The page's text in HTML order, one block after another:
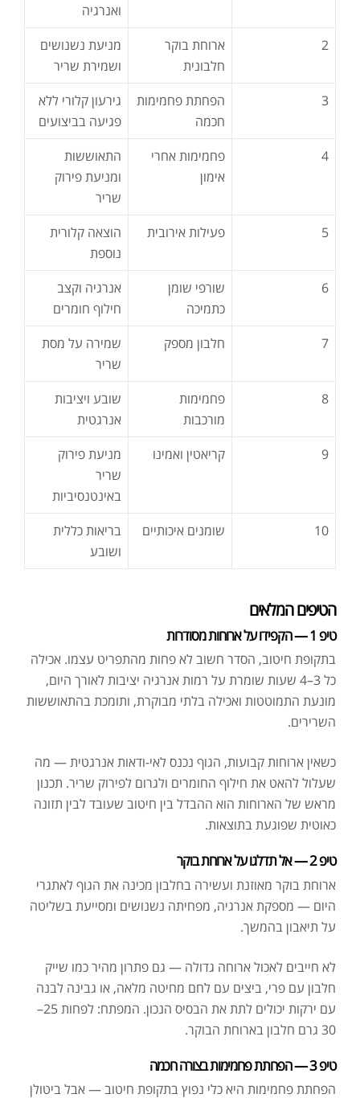
ואנרגיה
2
ארוחת בוקר
חלבונית
מניעת נשנושים
ושמירת שריר
3
הפחתת פחמימות
חכמה
גירעון קלורי ללא
פגיעה בביצועים
4
פחמימות אחרי
אימון
התאוששות
ומניעת פירוק
שריר
5
פעילות אירובית
הוצאה קלורית
נוספת
6
שורפי שומן
כתמיכה
אנרגיה וקצב
חילוף חומרים
7
חלבון מספק
שמירה על מסת
שריר
8
פחמימות
מורכבות
שובע ויציבות
אנרגטית
9
קריאטין ואמינו
מניעת פירוק
שריר
באינטנסיביות
10
שומנים איכותיים
בריאות כללית
ושובע
הטיפים המלאים
טיפ 1 — הקפידו על ארוחות מסודרות
בתקופת חיטוב, הסדר חשוב לא פחות מהתפריט עצמו. אכילה
כל 3–4 שעות שומרת על רמות אנרגיה יציבות לאורך היום,
מונעת התמוטטות ואכילה בלתי מבוקרת, ותומכת בהתאוששות
השרירים.
כשאין ארוחות קבועות, הגוף נכנס לאי-ודאות אנרגטית — מה
שעלול להאט את חילוף החומרים ולגרום לפירוק שריר. תכנון
מראש של הארוחות הוא ההבדל בין חיטוב שעובד לבין תזונה
כאוטית שפוגעת בתוצאות.
טיפ 2 — אל תדלגו על ארוחת בוקר
ארוחת בוקר מאוזנת ועשירה בחלבון מכינה את הגוף לאתגרי
היום — מספקת אנרגיה, מפחיתה נשנושים ומסייעת בשליטה
על תיאבון בהמשך.
לא חייבים לאכול ארוחה גדולה — גם פתרון מהיר כמו שייק
חלבון עם פרי, ביצים עם לחם מחיטה מלאה, או גבינה לבנה
עם ירקות יכולים לתת את הבסיס הנכון. המפתח: לפחות 25–
30 גרם חלבון בארוחת הבוקר.
טיפ 3 — הפחתת פחמימות בצורה חכמה
הפחתת פחמימות היא כלי נפוץ בתקופת חיטוב — אבל ביטולן